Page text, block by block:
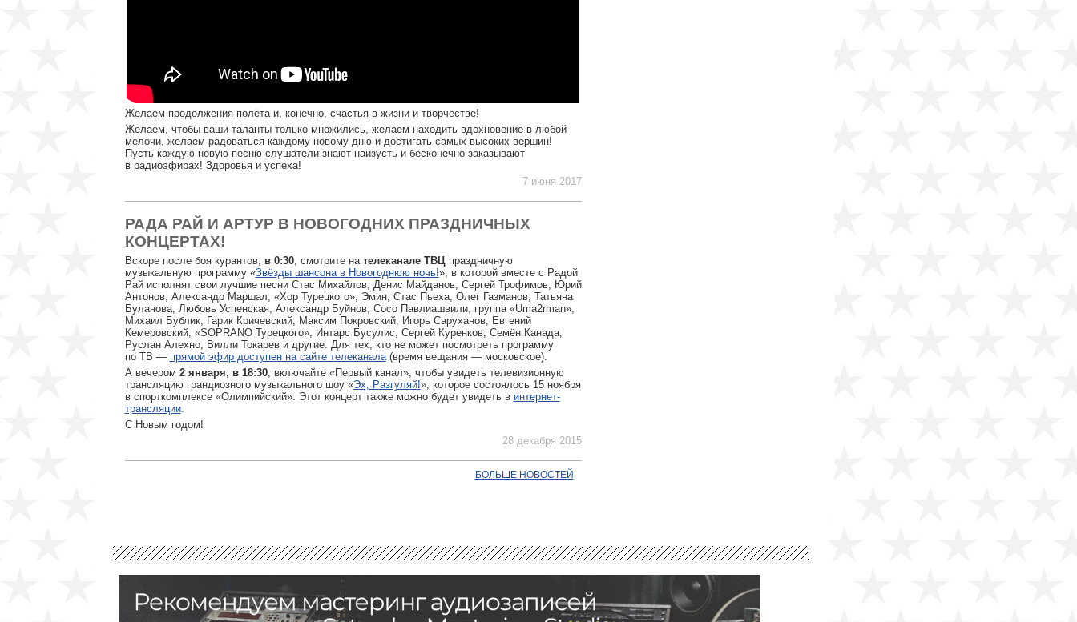
Желаем продолжения полёта и, конечно, счастья в жизни и творчестве!
Желаем, чтобы ваши таланты только множились, желаем находить вдохновение в любой
мелочи, желаем радоваться каждому новому дню и достигать самых высоких вершин!
Пусть каждую новую песню слушатели знают наизусть и бесконечно заказывают
в радиоэфирах! Здоровья и успеха!
7 июня 2017
РАДА РАЙ И АРТУР В НОВОГОДНИХ ПРАЗДНИЧНЫХ
КОНЦЕРТАХ!
Вскоре после боя курантов, в 0:30, смотрите на телеканале ТВЦпраздничную
музыкальную программу «Звёзды шансона в Новогоднюю ночь!», в которой вместе с Радой
Рай исполнят свои лучшие песни Стас Михайлов, Денис Майданов, Сергей Трофимов, Юрий
Антонов, Александр Маршал, «Хор Турецкого», Эмин, Стас Пьеха, Олег Газманов, Татьяна
Буланова, Любовь Успенская, Александр Буйнов, Сосо Павлиашвили, группа «Uma2rman»,
Михаил Бублик, Гарик Кричевский, Максим Покровский, Игорь Саруханов, Евгений
Кемеровский, «SOPRANO Турецкого», Интарс Бусулис, Сергей Куренков, Семён Канада,
Руслан Алехно, Вилли Токарев и другие. Для тех, кто не может посмотреть программу
по ТВ — прямой эфир доступен на сайте телеканала(время вещания — московское).
А вечером 2 января, в 18:30, включайте «Первый канал», чтобы увидеть телевизионную
трансляцию грандиозного музыкального шоу «Эх, Разгуляй!», которое состоялось 15 ноября
в спорткомплексе «Олимпийский». Этот концерт также можно будет увидеть в интернет-
трансляции.
С Новым годом!
28 декабря 2015
БОЛЬШЕ НОВОСТЕЙ